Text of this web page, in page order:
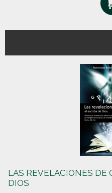
LAS REVELACIONES DE
DIOS